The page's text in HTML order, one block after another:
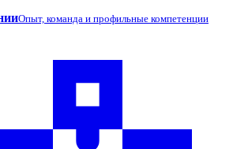
Опыт, команда и профильные компетенции